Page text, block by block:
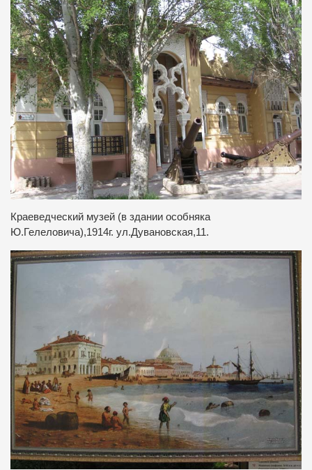
Краеведческий музей (в здании особняка
Ю.Гелеловича),1914г. ул.Дувановская,11.